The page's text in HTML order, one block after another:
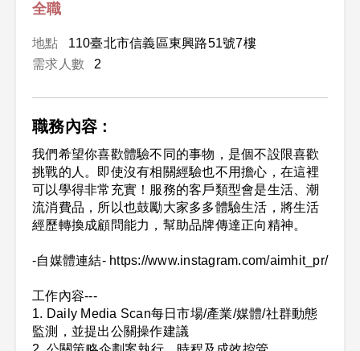
全職
地點
110臺北市信義區東興路51號7樓
需求人數
2
職務內容 :
我們希望你喜歡體驗不同的事物，是個不設限喜歡
挑戰的人。即使沒有相關經驗也不用擔心，在這裡
可以學得非常充實！服務的客戶類型會是生活、潮
流消費品，所以也鼓勵大家多多體驗生活，將生活
經歷轉換成顧問能力，幫助品牌傳達正向精神。
-自媒體連結- https://www.instagram.com/aimhit_pr/
工作內容---
1. Daily Media Scan每日市場/產業/媒體/社群動態
監測，並提出公關操作建議